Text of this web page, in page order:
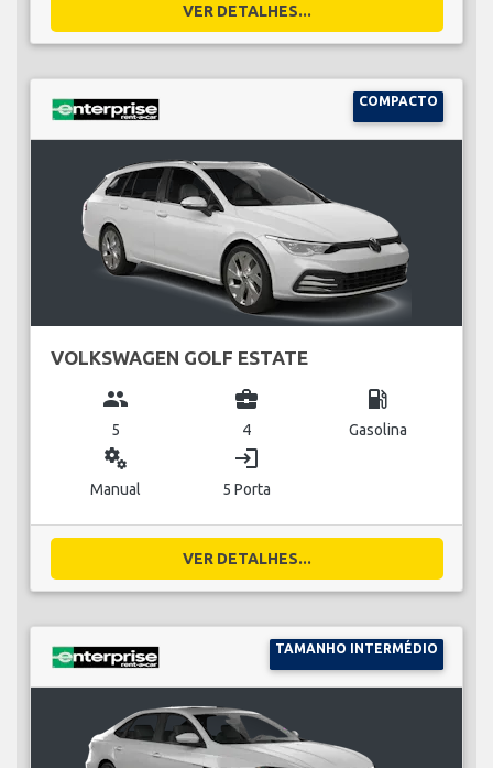
VER DETALHES...
COMPACTO
VOLKSWAGEN GOLF ESTATE
group
5
business_center
4
local_gas_station
Gasolina
miscellaneous_services
Manual
login
5 Porta
VER DETALHES...
TAMANHO INTERMÉDIO